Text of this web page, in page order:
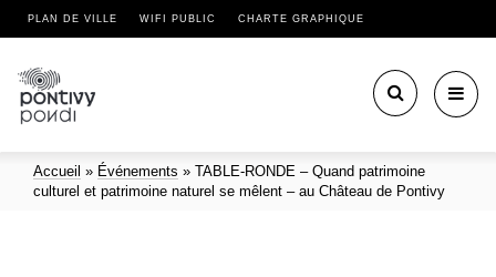
PLAN DE VILLE WIFI PUBLIC CHARTE GRAPHIQUE
Accueil » Événements »
TABLE-RONDE – Quand patrimoine
culturel et patrimoine naturel se mêlent – au Château de Pontivy